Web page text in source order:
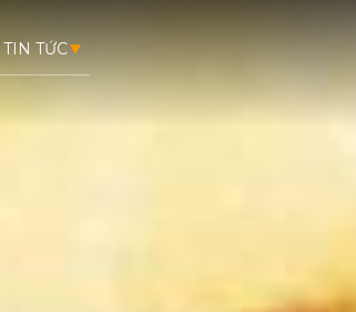
TIN TỨC